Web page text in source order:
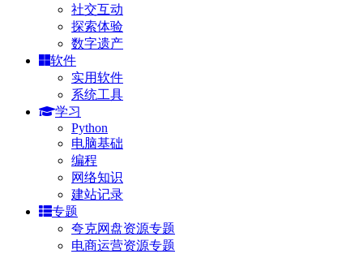
社交互动
探索体验
数字遗产
软件
实用软件
系统工具
学习
Python
电脑基础
编程
网络知识
建站记录
专题
夸克网盘资源专题
电商运营资源专题